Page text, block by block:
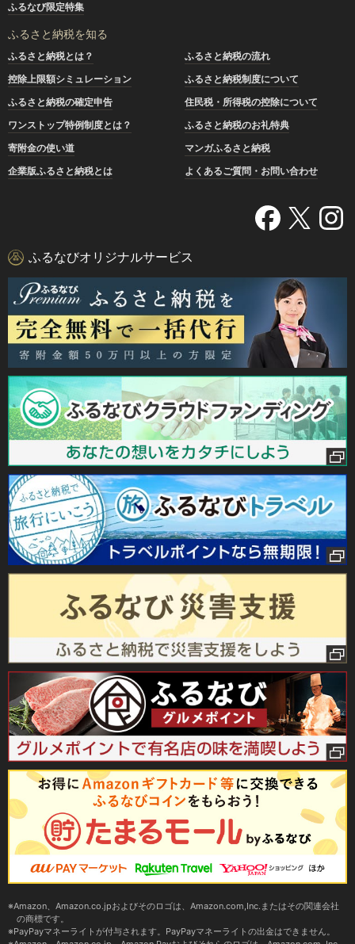
ふるなび限定特集
ふるさと納税を知る
ふるさと納税とは？
ふるさと納税の流れ
控除上限額シミュレーション
ふるさと納税制度について
ふるさと納税の確定申告
住民税・所得税の控除について
ワンストップ特例制度とは？
ふるさと納税のお礼特典
寄附金の使い道
マンガふるさと納税
企業版ふるさと納税とは
よくあるご質問・お問い合わせ
ふるなびオリジナルサービス
Amazon、Amazon.co.jpおよびそのロゴは、Amazon.com,Inc.またはその関連会社
の商標です。
PayPayマネーライトが付与されます。PayPayマネーライトの出金はできません。